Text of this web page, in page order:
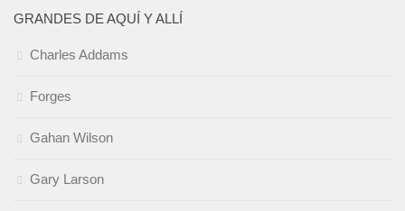
GRANDES DE AQUÍ Y ALLÍ
Charles Addams
Forges
Gahan Wilson
Gary Larson